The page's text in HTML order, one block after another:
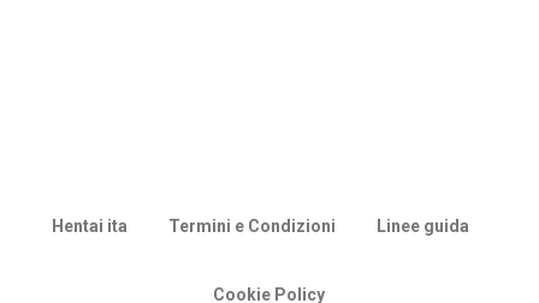
Hentai ita Termini e Condizioni Linee guida
Cookie Policy